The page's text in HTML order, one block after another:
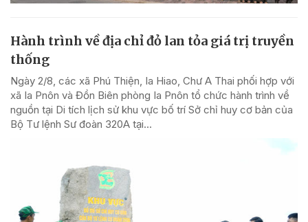
Hành trình về địa chỉ đỏ lan tỏa giá trị truyền
thống
Ngày 2/8, các xã Phú Thiện, Ia Hiao, Chư A Thai phối hợp với
xã Ia Pnôn và Đồn Biên phòng Ia Pnôn tổ chức hành trình về
nguồn tại Di tích lịch sử khu vực bố trí Sở chỉ huy cơ bản của
Bộ Tư lệnh Sư đoàn 320A tại...